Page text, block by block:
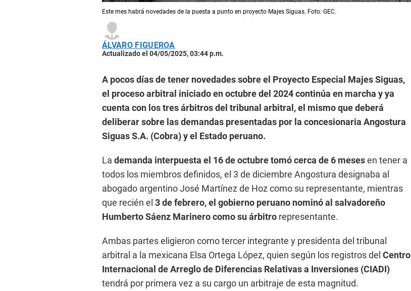
Este mes habrá novedades de la puesta a punto en proyecto Majes Siguas. Foto: GEC.
ÁLVARO FIGUEROA
Actualizado el 04/05/2025, 03:44 p.m.
A pocos días de tener novedades sobre el Proyecto Especial Majes Siguas,
el proceso arbitral iniciado en octubre del 2024 continúa en marcha y ya
cuenta con los tres árbitros del tribunal arbitral, el mismo que deberá
deliberar sobre las demandas presentadas por la concesionaria Angostura
Siguas S.A. (Cobra) y el Estado peruano.
La demanda interpuesta el 16 de octubre tomó cerca de 6 mesesen tener a
todos los miembros definidos, el 3 de diciembre Angostura designaba al
abogado argentino José Martínez de Hoz como su representante, mientras
que recién el 3 de febrero, el gobierno peruano nominó al salvadoreño
Humberto Sáenz Marinero como su árbitro representante.
Ambas partes eligieron como tercer integrante y presidenta del tribunal
arbitral a la mexicana Elsa Ortega López, quien según los registros del Centro
Internacional de Arreglo de Diferencias Relativas a Inversiones (CIADI)
tendrá por primera vez a su cargo un arbitraje de esta magnitud.